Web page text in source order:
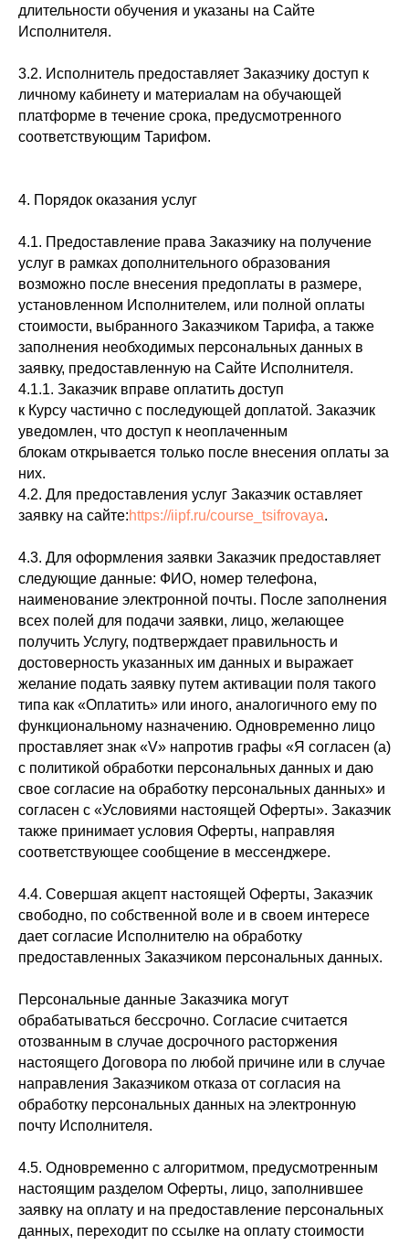
длительности обучения и указаны на Сайте
Исполнителя.
3.2. Исполнитель предоставляет Заказчику доступ к
личному кабинету и материалам на обучающей
платформе в течение срока, предусмотренного
соответствующим Тарифом.
4. Порядок оказания услуг
4.1. Предоставление права Заказчику на получение
услуг в рамках дополнительного образования
возможно после внесения предоплаты в размере,
установленном Исполнителем, или полной оплаты
стоимости, выбранного Заказчиком Тарифа, а также
заполнения необходимых персональных данных в
заявку, предоставленную на Сайте Исполнителя.
4.1.1. Заказчик вправе оплатить доступ
к Курсу частично с последующей доплатой. Заказчик
уведомлен, что доступ к неоплаченным
блокам открывается только после внесения оплаты за
них.
4.2. Для предоставления услуг Заказчик оставляет
заявку на сайте:https://iipf.ru/course_tsifrovaya.
4.3. Для оформления заявки Заказчик предоставляет
следующие данные: ФИО, номер телефона,
наименование электронной почты. После заполнения
всех полей для подачи заявки, лицо, желающее
получить Услугу, подтверждает правильность и
достоверность указанных им данных и выражает
желание подать заявку путем активации поля такого
типа как «Оплатить» или иного, аналогичного ему по
функциональному назначению. Одновременно лицо
проставляет знак «V» напротив графы «Я согласен (а)
с политикой обработки персональных данных и даю
свое согласие на обработку персональных данных» и
согласен с «Условиями настоящей Оферты». Заказчик
также принимает условия Оферты, направляя
соответствующее сообщение в мессенджере.
4.4. Совершая акцепт настоящей Оферты, Заказчик
свободно, по собственной воле и в своем интересе
дает согласие Исполнителю на обработку
предоставленных Заказчиком персональных данных.
Персональные данные Заказчика могут
обрабатываться бессрочно. Согласие считается
отозванным в случае досрочного расторжения
настоящего Договора по любой причине или в случае
направления Заказчиком отказа от согласия на
обработку персональных данных на электронную
почту Исполнителя.
4.5. Одновременно с алгоритмом, предусмотренным
настоящим разделом Оферты, лицо, заполнившее
заявку на оплату и на предоставление персональных
данных, переходит по ссылке на оплату стоимости